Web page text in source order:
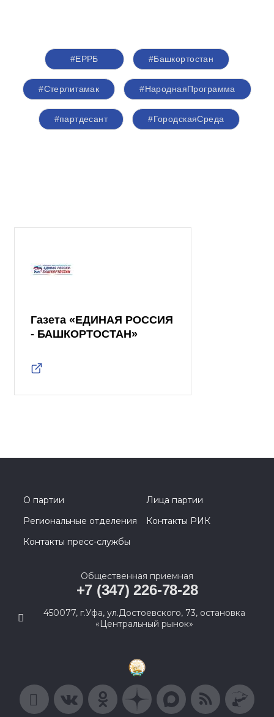
#ЕРРБ #Башкортостан
#Стерлитамак #НароднаяПрограмма
#партдесант #ГородскаяСреда
Газета «ЕДИНАЯ РОССИЯ
- БАШКОРТОСТАН»
О партии
Лица партии
Региональные отделения
Контакты РИК
Контакты пресс-службы
Общественная приемная
+7 (347) 226-78-28
450077, г.Уфа, ул.Достоевского, 73, остановка
«Центральный рынок»